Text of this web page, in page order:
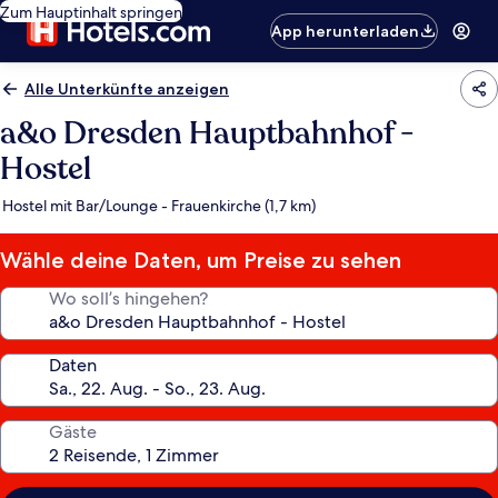
Zum Hauptinhalt springen
App herunterladen
Alle Unterkünfte anzeigen
a&o Dresden Hauptbahnhof -
Hostel
Hostel mit Bar/Lounge - Frauenkirche (1,7 km)
Wähle deine Daten, um Preise zu sehen
Wo soll’s hingehen?
Daten
Gäste